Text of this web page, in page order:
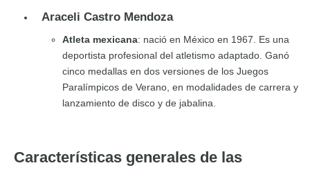
Araceli Castro Mendoza
Atleta mexicana: nació en México en 1967. Es una
deportista profesional del atletismo adaptado. Ganó
cinco medallas en dos versiones de los Juegos
Paralímpicos de Verano, en modalidades de carrera y
lanzamiento de disco y de jabalina.
Características generales de las